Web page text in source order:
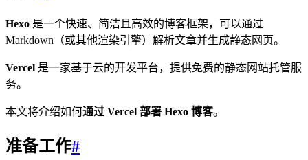
Hexo 是一个快速、简洁且高效的博客框架，可以通过
Markdown（或其他渲染引擎）解析文章并生成静态网页。
Vercel 是一家基于云的开发平台，提供免费的静态网站托管服
务。
本文将介绍如何通过 Vercel 部署 Hexo 博客。
准备工作#